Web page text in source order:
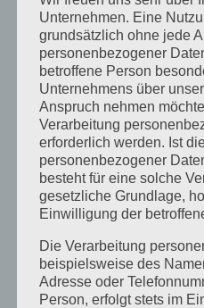
Wie geht es Dir? Ernst
Vertrauen in der
KATEGORIEN
Kategorien
SCHLAGWORTE
Abteilungen
Coach
Coaching
Coaching Ausbildung
Unternehmen. Eine
grundsätzlich ohne jede
personenbezogener
betroffene Person
Unternehmens über
Anspruch nehmen
Verarbeitung
erforderlich werden. Ist
personenbezogener
besteht für eine solche
gesetzliche Grundlage,
Einwilligung der
Die Verarbeitung
beispielsweise des
Adresse oder
Person, erfolgt stets im